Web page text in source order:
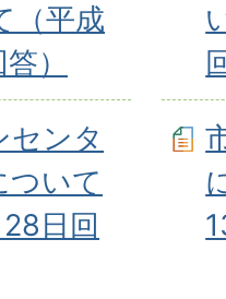
（平成
）
センタ
ついて
28日回